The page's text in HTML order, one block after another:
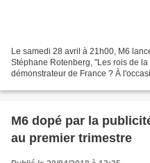
Le samedi 28 avril à 21h00, M6
Stéphane Rotenberg, "Les rois de
démonstrateur de France ? À
M6 dopé par la
au premier trimestre